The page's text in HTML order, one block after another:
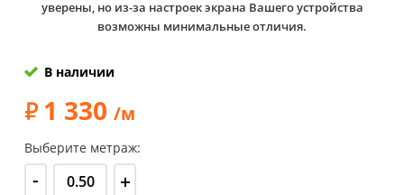
уверены, но из-за настроек экрана Вашего устройства
возможны минимальные отличия.
В наличии
1 330 /м
Выберите метраж:
- +